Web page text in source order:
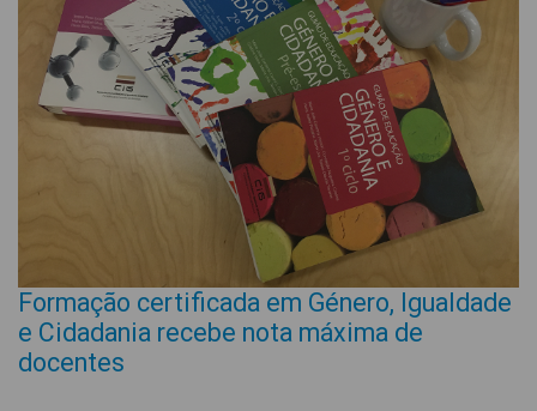
Formação certificada em Género, Igualdade
e Cidadania recebe nota máxima de
docentes